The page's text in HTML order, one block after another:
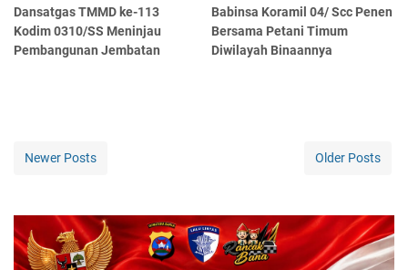
Dansatgas TMMD ke-113
Kodim 0310/SS Meninjau
Pembangunan Jembatan
Babinsa Koramil 04/ Scc Penen
Bersama Petani Timum
Diwilayah Binaannya
Newer Posts Older Posts